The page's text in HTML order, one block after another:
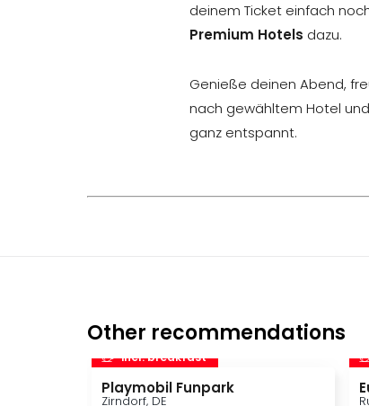
deinem Ticket einfach
Premium Hotels dazu.
Genieße deinen Abend,
nach gewähltem Hotel
ganz entspannt.
Other recommendations
incl. breakfast
Playmobil Funpark
Zirndorf, DE